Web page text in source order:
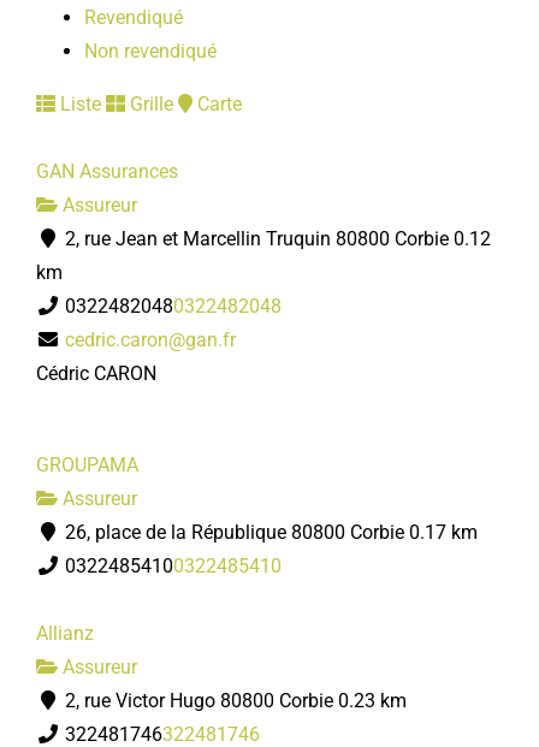
Revendiqué
Non revendiqué
Liste Grille Carte
GAN Assurances
Assureur
2, rue Jean et Marcellin Truquin 80800 Corbie 0.12
km
03224820480322482048
cedric.caron@gan.fr
Cédric CARON
GROUPAMA
Assureur
26, place de la République 80800 Corbie 0.17 km
03224854100322485410
Allianz
Assureur
2, rue Victor Hugo 80800 Corbie 0.23 km
322481746322481746